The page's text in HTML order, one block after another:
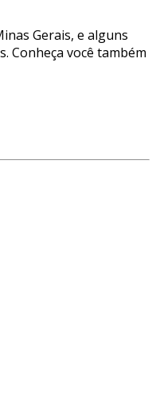
Gerais, e alguns
Conheça você também